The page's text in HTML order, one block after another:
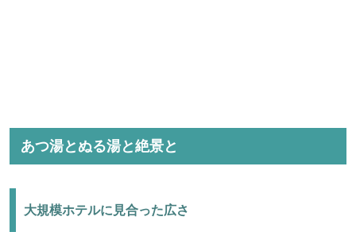
あつ湯とぬる湯と絶景と
大規模ホテルに見合った広さ